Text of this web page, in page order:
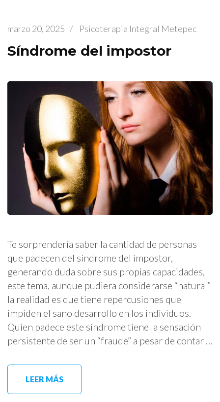
marzo 20, 2025 / Psicoterapia Integral Metepec
Síndrome del impostor
Te sorprendería saber la cantidad de personas
que padecen del síndrome del impostor,
generando duda sobre sus propias capacidades,
este tema, aunque pudiera considerarse “natural”
la realidad es que tiene repercusiones que
impiden el sano desarrollo en los individuos.
Quien padece este síndrome tiene la sensación
persistente de ser un “fraude” a pesar de contar …
LEER MÁS